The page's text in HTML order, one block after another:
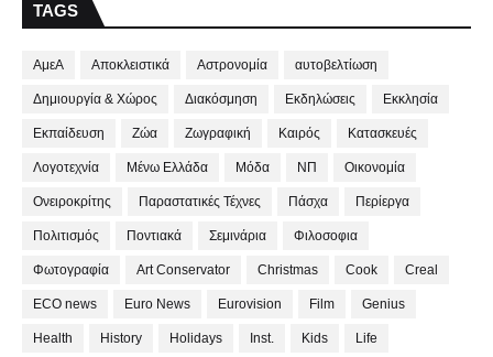
TAGS
ΑμεΑ Αποκλειστικά Αστρονομία αυτοβελτίωση
Δημιουργία & Χώρος Διακόσμηση Εκδηλώσεις Εκκλησία
Εκπαίδευση Ζώα Ζωγραφική Καιρός Κατασκευές
Λογοτεχνία Μένω Ελλάδα Μόδα ΝΠ Οικονομία
Ονειροκρίτης Παραστατικές Τέχνες Πάσχα Περίεργα
Πολιτισμός Ποντιακά Σεμινάρια Φιλοσοφια
Φωτογραφία Art Conservator Christmas Cook Creal
ECO news Euro News Eurovision Film Genius
Health History Holidays Inst. Kids Life